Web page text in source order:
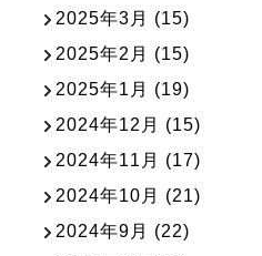
2025年3月 (15)
2025年2月 (15)
2025年1月 (19)
2024年12月 (15)
2024年11月 (17)
2024年10月 (21)
2024年9月 (22)